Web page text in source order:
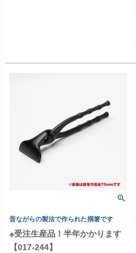
昔ながらの製法で作られた掴箸です
※受注生産品！半年かかります
【017-244】